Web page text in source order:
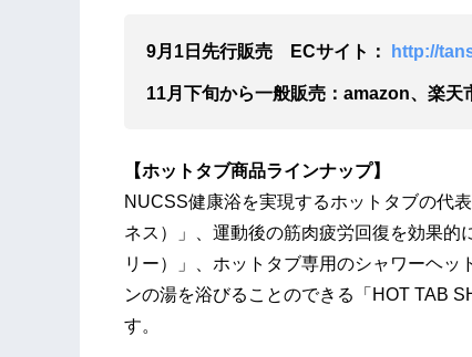
9月1日先行販売 ECサイト： http://
11月下旬から一般販売：amazon、楽天
【ホットタブ商品ラインナップ】
NUCSS健康浴を実現するホットタブの代
ネス）」、運動後の筋肉疲労回復を効果
リー）」、ホットタブ専用のシャワーヘ
ンの湯を浴びることのできる「HOT TAB
す。